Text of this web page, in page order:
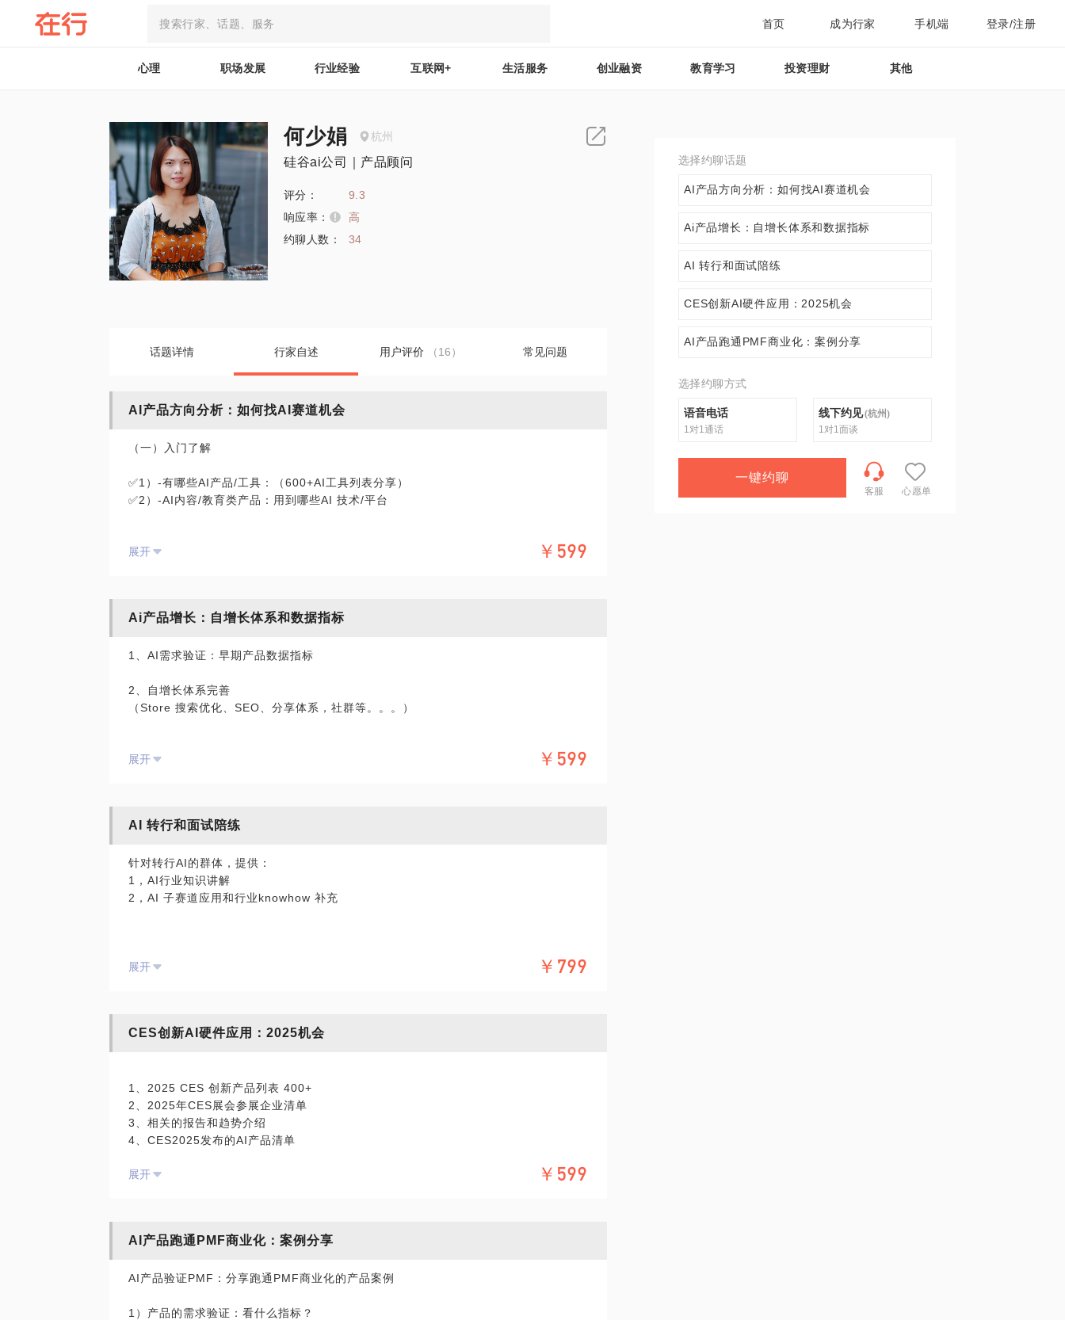
首页 成为行家 手机端 登录/注册
心理 职场发展 行业经验 互联网+ 生活服务 创业融资 教育学习 投资理财 其他
何少娟 杭州
硅谷ai公司｜产品顾问
评分：
9.3
响应率：
高
约聊人数：
34
话题详情 行家自述 用户评价 （16） 常见问题
AI产品方向分析：如何找AI赛道机会
（一）入门了解
✅1）-有哪些AI产品/工具：（600+AI工具列表分享）
✅2）-AI内容/教育类产品：用到哪些AI 技术/平台
（二）进阶了解：
✅2）讲透100个AI成功案例（产品创新、商业模式、优势等）
- AI 视频生成（Runway、字节Capcut、Pika。。。）
- AI 玩具/陪伴机器人（Haiviv、Plaude note。。。）
- AI 社交（Talkie 、character ai。。。）
- AI 办公（AIPPT、Notta。。。）
展开 ￥599
Ai产品增长：自增长体系和数据指标
1、AI需求验证：早期产品数据指标
2、自增长体系完善
（Store 搜索优化、SEO、分享体系，社群等。。。）
期待与你的见面！
展开 ￥599
AI 转行和面试陪练
针对转行AI的群体，提供：
1，AI行业知识讲解
2，AI 子赛道应用和行业knowhow 补充
1，岗位竞争力分析
展开 ￥799
CES创新AI硬件应用：2025机会
1、2025 CES 创新产品列表 400+
2、2025年CES展会参展企业清单
3、相关的报告和趋势介绍
4、CES2025发布的AI产品清单
- AI戒指
期待与你的见面！
展开 ￥599
AI产品跑通PMF商业化：案例分享
AI产品验证PMF：分享跑通PMF商业化的产品案例
1）产品的需求验证：看什么指标？
选择约聊话题
AI产品方向分析：如何找AI赛道机会
Ai产品增长：自增长体系和数据指标
AI 转行和面试陪练
CES创新AI硬件应用：2025机会
AI产品跑通PMF商业化：案例分享
选择约聊方式
语音电话
1对1通话
线下约见(杭州)
1对1面谈
一键约聊
客服 心愿单